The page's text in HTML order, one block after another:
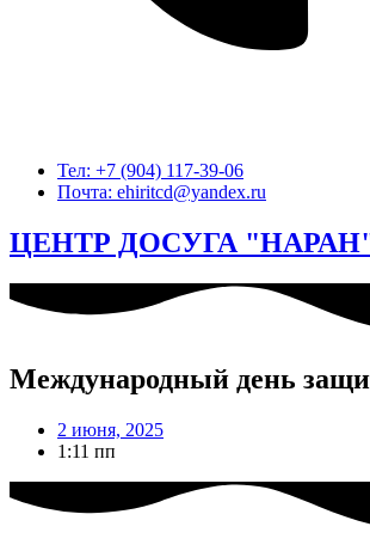
Тел: +7 (904) 117-39-06
Почта: ehiritcd@yandex.ru
ЦЕНТР ДОСУГА
Международный день
2 июня, 2025
1:11 пп